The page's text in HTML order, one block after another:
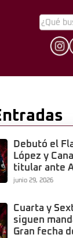
Debutó el
López y
titular ante
junio 29, 2026
Cuarta y
siguen
Gran fecha